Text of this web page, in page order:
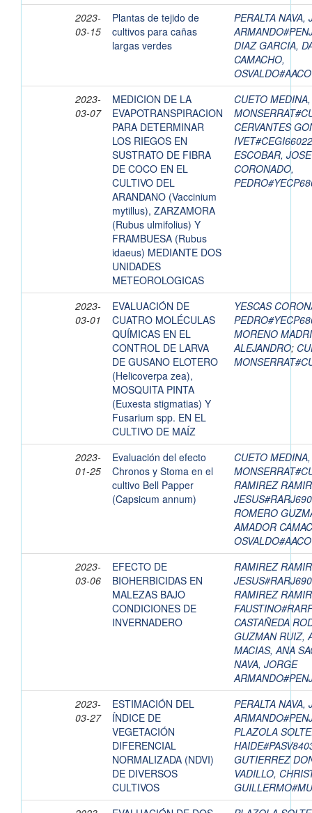
2023-
03-15
Plantas de tejido de
cultivos para cañas
largas verdes
PERALTA NAVA,
DIAZ GARCIA,
CAMACHO,
2023-
03-07
MEDICION DE LA
EVAPOTRANSPIRACION
PARA DETERMINAR
LOS RIEGOS EN
SUSTRATO DE FIBRA
DE COCO EN EL
CULTIVO DEL
ARANDANO (Vaccinium
mytillus), ZARZAMORA
(Rubus ulmifolius) Y
FRAMBUESA (Rubus
idaeus) MEDIANTE DOS
UNIDADES
METEOROLOGICAS
CUETO
CERVANTES
ESCOBAR,
CORONADO,
2023-
03-01
EVALUACIÓN DE
CUATRO MOLÉCULAS
QUÍMICAS EN EL
CONTROL DE LARVA
DE GUSANO ELOTERO
(Helicoverpa zea),
MOSQUITA PINTA
(Euxesta stigmatias) Y
Fusarium spp. EN EL
CULTIVO DE MAÍZ
YESCAS
MORENO
ALEJANDRO;
2023-
01-25
Evaluación del efecto
Chronos y Stoma en el
cultivo Bell Papper
(Capsicum annum)
CUETO
RAMIREZ
ROMERO
AMADOR
2023-
03-06
EFECTO DE
BIOHERBICIDAS EN
MALEZAS BAJO
CONDICIONES DE
INVERNADERO
RAMIREZ
RAMIREZ
CASTAÑEDA
GUZMAN RUIZ,
MACIAS, ANA
NAVA, JORGE
2023-
03-27
ESTIMACIÓN DEL
ÍNDICE DE
VEGETACIÓN
DIFERENCIAL
NORMALIZADA (NDVI)
DE DIVERSOS
CULTIVOS
PERALTA NAVA,
PLAZOLA
GUTIERREZ
VADILLO,